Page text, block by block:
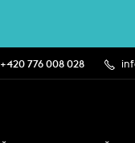
+420 776 008 028